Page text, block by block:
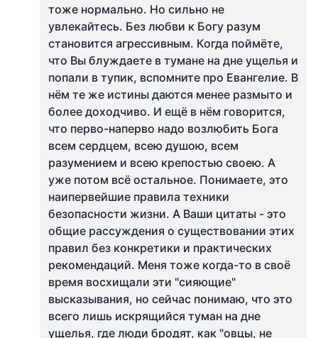
тоже нормально. Но сильно не
увлекайтесь. Без любви к Богу разум
становится агрессивным. Когда поймёте,
что Вы блуждаете в тумане на дне ущелья и
попали в тупик, вспомните про Евангелие. В
нём те же истины даются менее размыто и
более доходчиво. И ещё в нём говорится,
что перво-наперво надо возлюбить Бога
всем сердцем, всею душою, всем
разумением и всею крепостью своею. А
уже потом всё остальное. Понимаете, это
наипервейшие правила техники
безопасности жизни. А Ваши цитаты - это
общие рассуждения о существовании этих
правил без конкретики и практических
рекомендаций. Меня тоже когда-то в своё
время восхищали эти "сияющие"
высказывания, но сейчас понимаю, что это
всего лишь искрящийся туман на дне
ущелья, где люди бродят, как "овцы, не